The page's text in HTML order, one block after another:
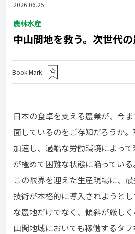
2026.06.25
農林水産
中山間地を救う。次世代
Book Mark
日本の食卓を支える農業が、今
面しているのをご存知だろうか
加速し、過酷な労働環境によっ
が極めて困難な状態に陥っている。
この限界を迎えた生産現場に、
技術が本格的に導入されようと
な農地だけでなく、傾斜が厳し
山間地域においても稼働するタ